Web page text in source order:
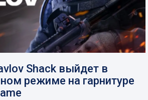
Shack выйдет в
режиме на гарнитуре